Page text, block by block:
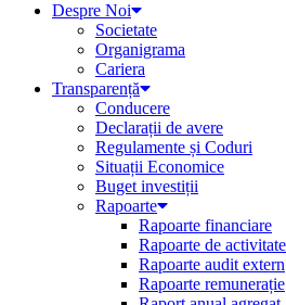
Despre Noi
Societate
Organigrama
Cariera
Transparență
Conducere
Declarații de avere
Regulamente și Coduri
Situații Economice
Buget investiții
Rapoarte
Rapoarte financiare
Rapoarte de activitate
Rapoarte audit extern
Rapoarte remunerație